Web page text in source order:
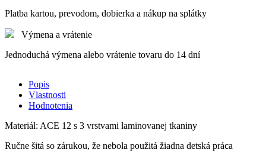
Platba kartou, prevodom, dobierka a nákup na splátky
Výmena a vrátenie
Jednoduchá výmena alebo vrátenie tovaru do 14 dní
Popis
Vlastnosti
Hodnotenia
Materiál: ACE 12 s 3 vrstvami laminovanej tkaniny
Ručne šitá so zárukou, že nebola použitá žiadna detská práca